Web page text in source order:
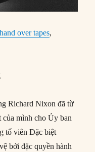
over tapes,
Richard Nixon đã từ
của mình cho Ủy ban
tố viên Đặc biệt
bởi đặc quyền hành